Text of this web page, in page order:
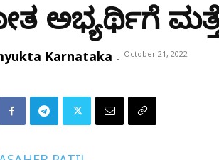
ಅಭ್ಯರ್ಥಿಗೆ
Karnataka - October 21, 2022